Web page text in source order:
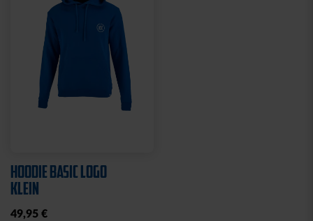
HOODIE BASIC LOGO
KLEIN
49,95 €